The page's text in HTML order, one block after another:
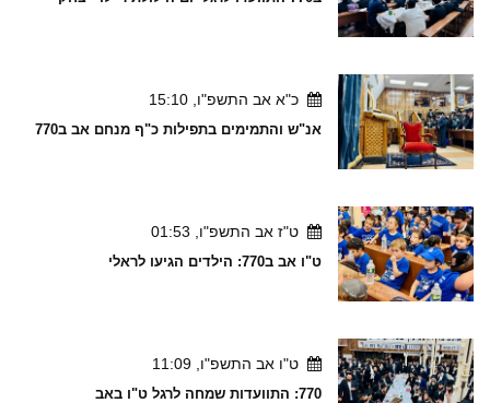
כ"א אב התשפ"ו, 15:10
אנ"ש והתמימים בתפילות כ"ף מנחם אב ב770
ט"ז אב התשפ"ו, 01:53
ט"ו אב ב770: הילדים הגיעו לראלי
ט"ו אב התשפ"ו, 11:09
770: התוועדות שמחה לרגל ט"ו באב